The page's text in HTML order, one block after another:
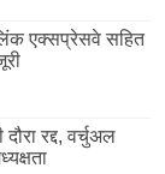
एक्सप्रेसवे सहित
रद्द, वर्चुअल